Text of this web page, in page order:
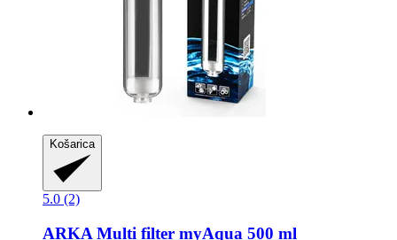
Košarica
5.0 (2)
ARKA Multi filter myAqua 500 ml